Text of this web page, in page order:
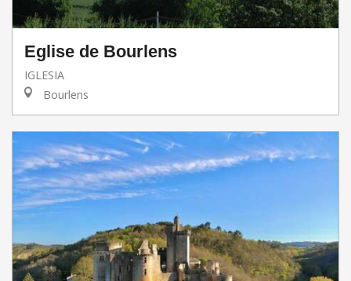
Eglise de Bourlens
IGLESIA
Bourlens